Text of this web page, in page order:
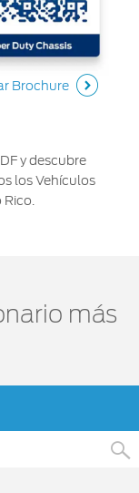
Brochure
y descubre
los Vehículos
más